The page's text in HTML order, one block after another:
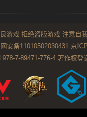
游戏 拒绝盗版游戏 注意自
安备11010502030431 京
978-7-89471-776-4 著作权